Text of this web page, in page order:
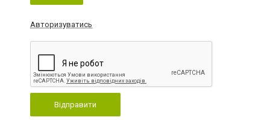
Авторизуватись
Відправити